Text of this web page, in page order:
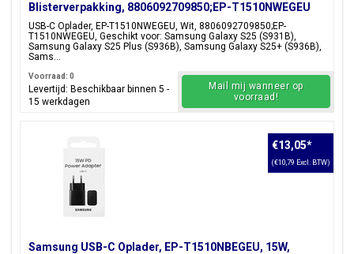
Blisterverpakking, 8806092709850;EP-T1510NWEGEU
USB-C Oplader, EP-T1510NWEGEU, Wit, 8806092709850;EP-
T1510NWEGEU, Geschikt voor: Samsung Galaxy S25 (S931B),
Samsung Galaxy S25 Plus (S936B), Samsung Galaxy S25+ (S936B),
Sams...
Voorraad: 0
Levertijd: Beschikbaar binnen 5 -
15 werkdagen
Mail mij wanneer op
voorraad!
Samsung USB-C Oplader, EP-T1510NBEGEU, 15W,
€13,05*
(€10,79 Excl. BTW)